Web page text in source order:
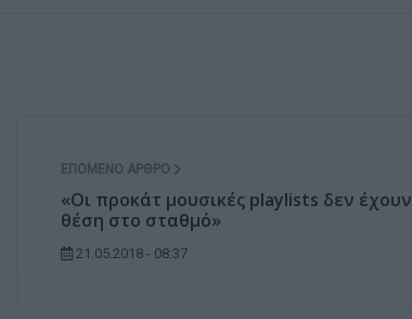
ΕΠΌΜΕΝΟ ΆΡΘΡΟ
«Οι προκάτ μουσικές playlists δεν έχουν
θέση στο σταθμό»
21.05.2018 - 08:37